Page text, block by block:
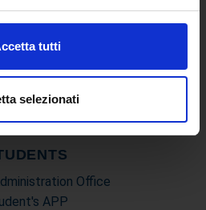
elaborati i tuoi dati personali
consenso in qualsiasi momento
contenuti ed
dei social media e per
Condividiamo inoltre
cui utilizza il nostro sito con i
tutti
selezionati
and Dissertation
and Exam Sessions
Office
APP